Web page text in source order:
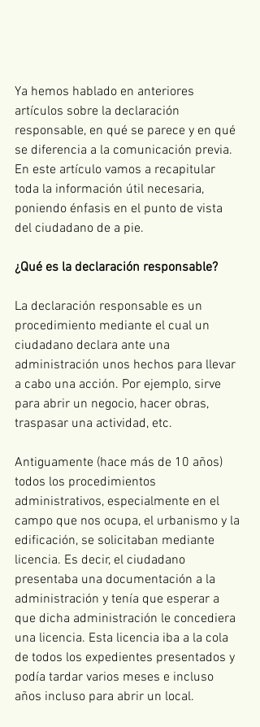
Ya hemos hablado en anteriores
artículos sobre la declaración
responsable, en qué se parece y en qué
se diferencia a la comunicación previa.
En este artículo vamos a recapitular
toda la información útil necesaria,
poniendo énfasis en el punto de vista
del ciudadano de a pie.
¿Qué es la declaración responsable?
La declaración responsable es un
procedimiento mediante el cual un
ciudadano declara ante una
administración unos hechos para llevar
a cabo una acción. Por ejemplo, sirve
para abrir un negocio, hacer obras,
traspasar una actividad, etc.
Antiguamente (hace más de 10 años)
todos los procedimientos
administrativos, especialmente en el
campo que nos ocupa, el urbanismo y la
edificación, se solicitaban mediante
licencia. Es decir, el ciudadano
presentaba una documentación a la
administración y tenía que esperar a
que dicha administración le concediera
una licencia. Esta licencia iba a la cola
de todos los expedientes presentados y
podía tardar varios meses e incluso
años incluso para abrir un local.